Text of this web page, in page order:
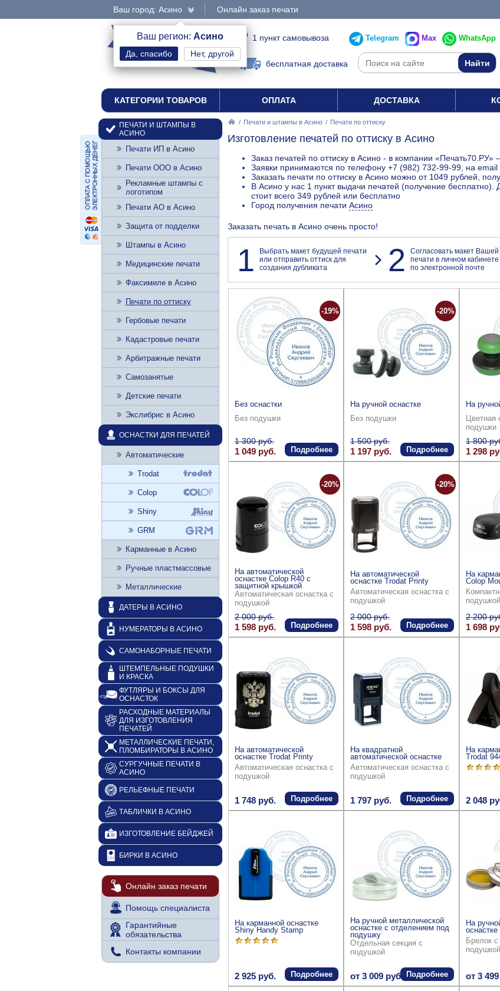
Ваш город: Асино
Ваш регион: Асино
Нет, другой
Онлайн заказ печати
интернет-магазин
1 пункт самовывоза
бесплатная доставка
Telegram Max WhatsApp
КАТЕГОРИИ ТОВАРОВ ОПЛАТА ДОСТАВКА
/ Печати и штампы в Асино / Печати по оттиску
Изготовление печатей по оттиску в Асино
Заказ печатей по оттиску в Асино - в компании «Печать70.РУ»
Заявки принимаются по телефону +7 (982) 732-99-99, на
Заказать печати по оттиску в Асино можно от 1049 рублей,
В Асино у нас 1 пункт выдачи печатей (получение бесплатно).
стоит всего 349 рублей или бесплатно
Город получения печати Асино
Заказать печать в Асино очень просто!
1
Выбрать макет будущей печати
или отправить оттиск для
создания дубликата
2
Согласовать макет Вашей
печати в личном
по электронной почте
Без оснастки
Без подушки
1 300 руб.
1 049 руб.
-19%
Подробнее
На ручной оснастке
Без подушки
1 500 руб.
1 197 руб.
-20%
Подробнее
На
Цветная
подушки
1 800
1 298
На автоматической
оснастке Colop R40 с
защитной крышкой
Автоматическая оснастка с
подушкой
2 000 руб.
1 598 руб.
-20%
Подробнее
На автоматической
оснастке Trodat Printy
Автоматическая оснастка с
подушкой
2 000 руб.
1 598 руб.
-20%
Подробнее
На
Colop
подушкой
2 200
1 698
На автоматической
оснастке Trodat Printy
Автоматическая оснастка с
подушкой
1 748 руб. Подробнее
На квадратной
автоматической оснастке
Автоматическая оснастка с
подушкой
1 797 руб. Подробнее
На
Trodat
2 048
На карманной оснастке
Shiny Handy Stamp
2 925 руб. Подробнее
На ручной металлической
оснастке с отделением под
подушку
Отдельная секция с
подушкой
от 3 009 руб. Подробнее
На
оснастке
Брелок с
подушкой
от 3 499
ПЕЧАТИ И ШТАМПЫ В
АСИНО
Печати ИП в Асино
Печати ООО в Асино
Рекламные штампы с
логотипом
Печати АО в Асино
Защита от подделки
Штампы в Асино
Медицинские печати
Факсимиле в Асино
Печати по оттиску
Гербовые печати
Кадастровые печати
Арбитражные печати
Самозанятые
Детские печати
Экслибрис в Асино
ОСНАСТКИ ДЛЯ ПЕЧАТЕЙ
Автоматические
Trodat
Colop
Shiny
GRM
Карманные в Асино
Ручные пластмассовые
Металлические
ДАТЕРЫ В АСИНО
НУМЕРАТОРЫ В АСИНО
САМОНАБОРНЫЕ ПЕЧАТИ
ШТЕМПЕЛЬНЫЕ ПОДУШКИ
И КРАСКА
ФУТЛЯРЫ И БОКСЫ ДЛЯ
ОСНАСТОК
РАСХОДНЫЕ МАТЕРИАЛЫ
ДЛЯ ИЗГОТОВЛЕНИЯ
ПЕЧАТЕЙ
МЕТАЛЛИЧЕСКИЕ ПЕЧАТИ,
ПЛОМБИРАТОРЫ В АСИНО
СУРГУЧНЫЕ ПЕЧАТИ В
АСИНО
РЕЛЬЕФНЫЕ ПЕЧАТИ
ТАБЛИЧКИ В АСИНО
ИЗГОТОВЛЕНИЕ БЕЙДЖЕЙ
БИРКИ В АСИНО
Онлайн заказ печати
Помощь специалиста
Гарантийные
обязательства
Контакты компании